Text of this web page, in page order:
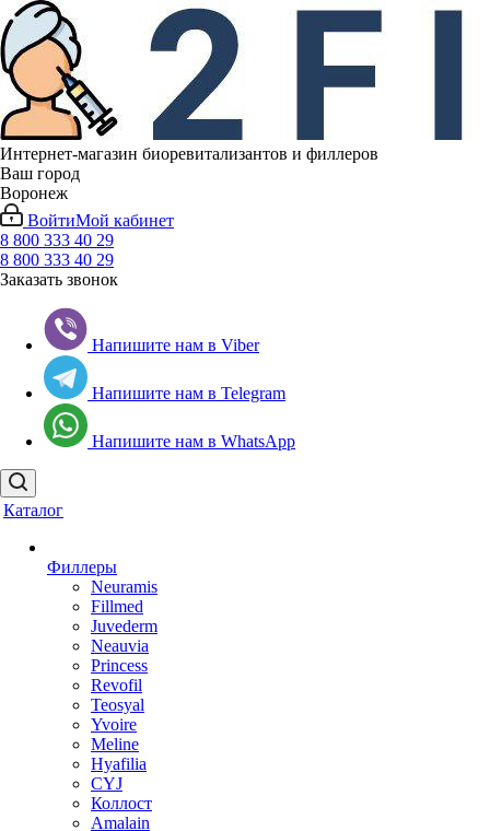
Интернет-магазин биоревитализантов и филлеров
Ваш город
Воронеж
ВойтиМой кабинет
8 800 333 40 29
8 800 333 40 29
Заказать звонок
Напишите нам в Viber
Напишите нам в Telegram
Напишите нам в WhatsApp
Каталог
Филлеры
Neuramis
Fillmed
Juvederm
Neauvia
Princess
Revofil
Teosyal
Yvoire
Meline
Hyafilia
CYJ
Коллост
Amalain